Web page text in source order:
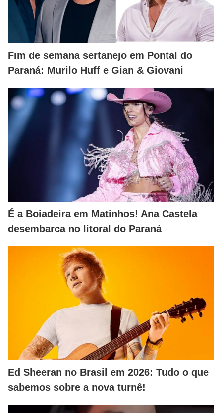
Fim de semana sertanejo em Pontal do
Paraná: Murilo Huff e Gian & Giovani
É a Boiadeira em Matinhos! Ana Castela
desembarca no litoral do Paraná
Ed Sheeran no Brasil em 2026: Tudo o que
sabemos sobre a nova turnê!